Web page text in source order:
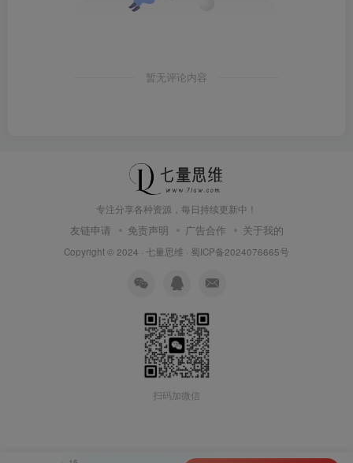
暂无评论内容
专注分享各种资源，每日持续更新中！
友链申请 免责声明 广告合作 关于我的
Copyright © 2024 · 七量思维 · 蜀ICP备2024076665号
扫码加微信